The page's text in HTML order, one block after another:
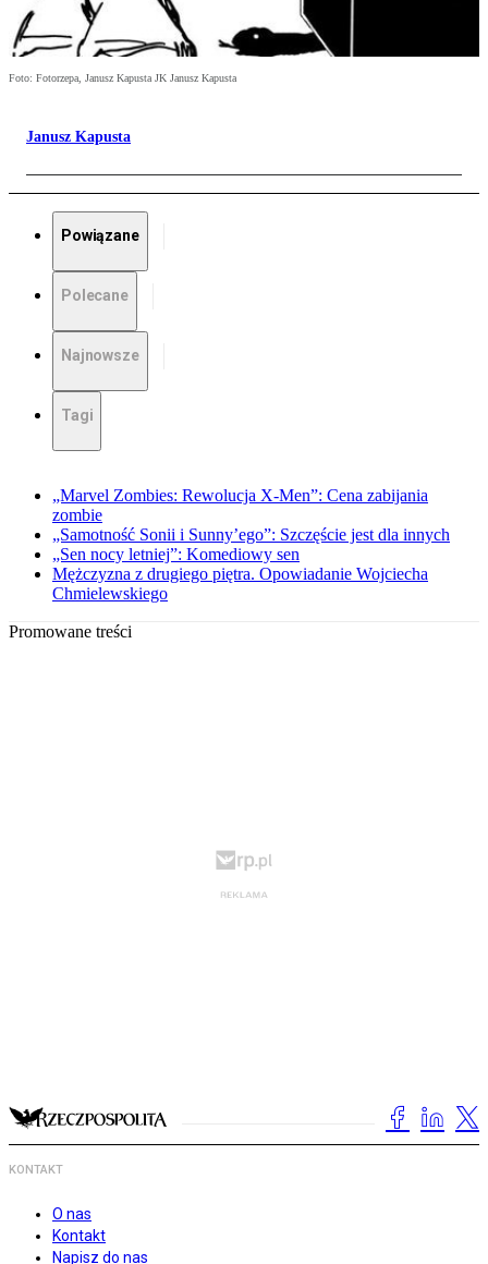
Foto: Fotorzepa, Janusz Kapusta JK Janusz Kapusta
Janusz Kapusta
Powiązane
Polecane
Najnowsze
Tagi
„Marvel Zombies: Rewolucja X-Men”: Cena zabijania
zombie
„Samotność Sonii i Sunny’ego”: Szczęście jest dla innych
„Sen nocy letniej”: Komediowy sen
Mężczyzna z drugiego piętra. Opowiadanie Wojciecha
Chmielewskiego
Promowane treści
KONTAKT
O nas
Kontakt
Napisz do nas